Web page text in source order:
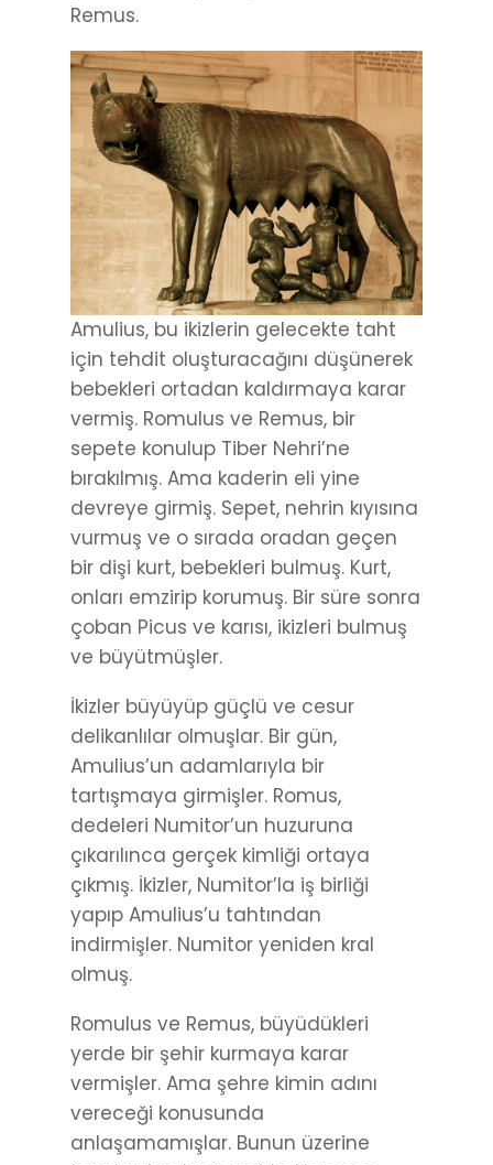
Remus.
Amulius, bu ikizlerin gelecekte taht
için tehdit oluşturacağını düşünerek
bebekleri ortadan kaldırmaya karar
vermiş. Romulus ve Remus, bir
sepete konulup Tiber Nehri’ne
bırakılmış. Ama kaderin eli yine
devreye girmiş. Sepet, nehrin kıyısına
vurmuş ve o sırada oradan geçen
bir dişi kurt, bebekleri bulmuş. Kurt,
onları emzirip korumuş. Bir süre sonra
çoban Picus ve karısı, ikizleri bulmuş
ve büyütmüşler.
İkizler büyüyüp güçlü ve cesur
delikanlılar olmuşlar. Bir gün,
Amulius’un adamlarıyla bir
tartışmaya girmişler. Romus,
dedeleri Numitor’un huzuruna
çıkarılınca gerçek kimliği ortaya
çıkmış. İkizler, Numitor’la iş birliği
yapıp Amulius’u tahtından
indirmişler. Numitor yeniden kral
olmuş.
Romulus ve Remus, büyüdükleri
yerde bir şehir kurmaya karar
vermişler. Ama şehre kimin adını
vereceği konusunda
anlaşamamışlar. Bunun üzerine